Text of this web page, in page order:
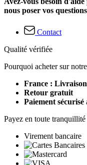
nous poser vos
Contact
Qualité vérifiée
Pourquoi acheter sur
France :
Retour gratuit
Paiement sécurisé
Payez en toute tranquillité
Virement bancaire